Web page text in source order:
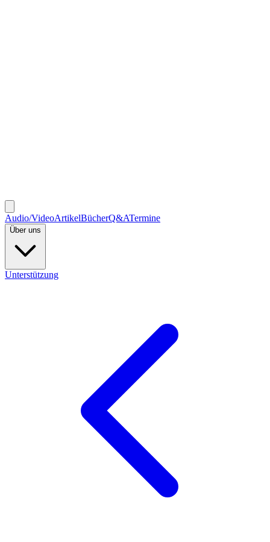
Audio/VideoArtikelBücherQ&ATermine
Über uns
Unterstützung